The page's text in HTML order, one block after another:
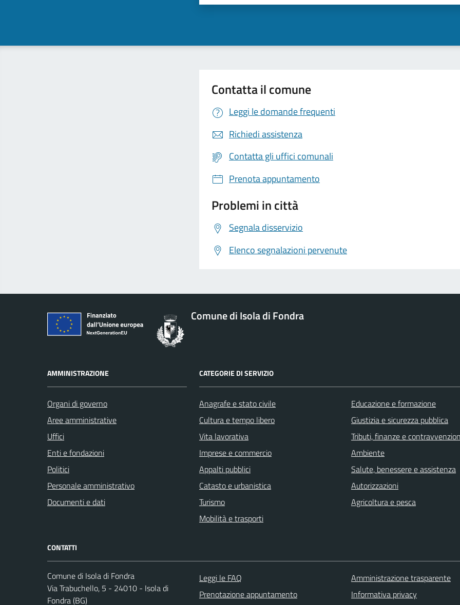
Contatta il comune
Leggi le domande frequenti
Richiedi assistenza
Contatta gli uffici comunali
Prenota appuntamento
Problemi in città
Segnala disservizio
Elenco segnalazioni pervenute
Comune di Isola di Fondra
AMMINISTRAZIONE
Organi di governo
Aree amministrative
Uffici
Enti e fondazioni
Politici
Personale amministrativo
Documenti e dati
CATEGORIE DI SERVIZIO
Anagrafe e stato civile
Cultura e tempo libero
Vita lavorativa
Imprese e commercio
Appalti pubblici
Catasto e urbanistica
Turismo
Mobilità e trasporti
Educazione e formazione
Giustizia e sicurezza pubblica
Tributi, finanze e
Ambiente
Salute, benessere e assistenza
Autorizzazioni
Agricoltura e pesca
CONTATTI
Comune di Isola di Fondra
Via Trabuchello, 5 - 24010 - Isola di
Fondra (BG)
Leggi le FAQ
Prenotazione appuntamento
Amministrazione trasparente
Informativa privacy